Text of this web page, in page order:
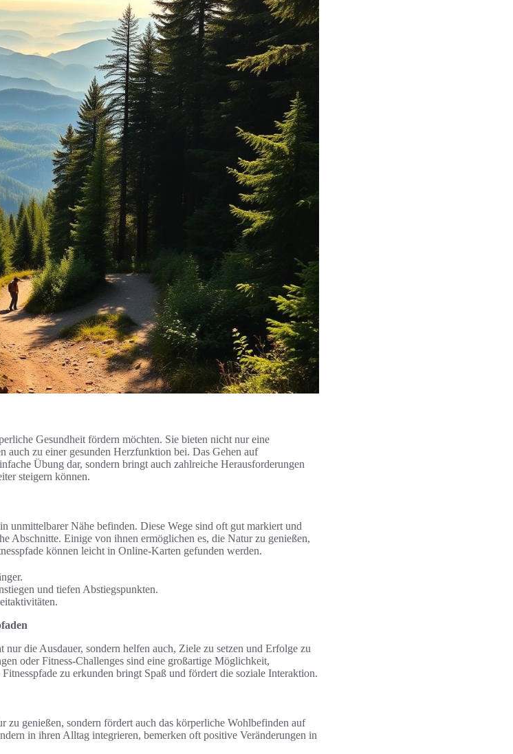
Gesundheit fördern möchten. Sie bieten nicht nur eine
auch zu einer gesunden Herzfunktion bei. Das Gehen auf
Übung dar, sondern bringt auch zahlreiche Herausforderungen
steigern können.
unmittelbarer Nähe befinden. Diese Wege sind oft gut markiert und
Abschnitte. Einige von ihnen ermöglichen es, die Natur zu genießen,
können leicht in Online-Karten gefunden werden.
und tiefen Abstiegspunkten.
die Ausdauer, sondern helfen auch, Ziele zu setzen und Erfolge zu
oder Fitness-Challenges sind eine großartige Möglichkeit,
zu erkunden bringt Spaß und fördert die soziale Interaktion.
zu genießen, sondern fördert auch das körperliche Wohlbefinden auf
in ihren Alltag integrieren, bemerken oft positive Veränderungen in